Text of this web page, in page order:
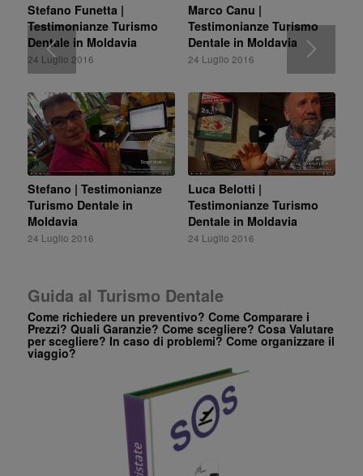
Stefano Funetta |
Testimonianze Turismo
Dentale in Moldavia
24 Luglio 2016
Marco Canu |
Testimonianze Turismo
Dentale in Moldavia
24 Luglio 2016
Stefano | Testimonianze
Turismo Dentale in
Moldavia
24 Luglio 2016
Luca Belotti |
Testimonianze Turismo
Dentale in Moldavia
24 Luglio 2016
Guida al Turismo Dentale
Come richiedere un preventivo? Come Comparare i
Prezzi? Quali Garanzie? Come scegliere? Cosa Valutare
per scegliere? In caso di problemi? Come organizzare il
viaggio?